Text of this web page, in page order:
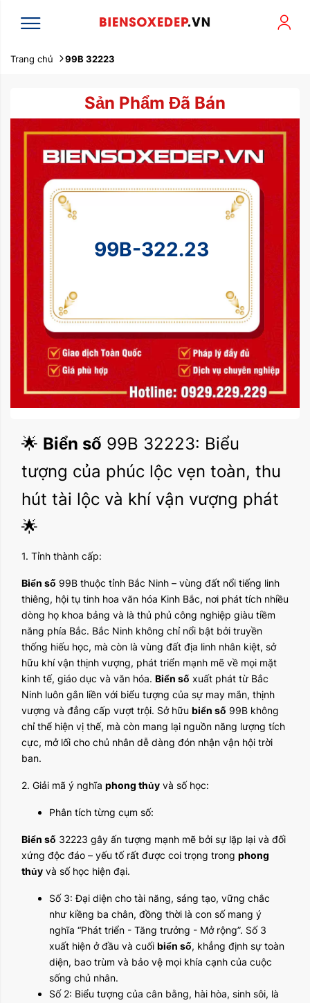
Trang chủ 99B 32223
Sản Phẩm Đã Bán
99B-322.23
🌟 Biển số 99B 32223: Biểu
tượng của phúc lộc vẹn toàn, thu
hút tài lộc và khí vận vượng phát
🌟
1. Tỉnh thành cấp:
Biển số 99B thuộc tỉnh Bắc Ninh – vùng đất nổi tiếng linh
thiêng, hội tụ tinh hoa văn hóa Kinh Bắc, nơi phát tích nhiều
dòng họ khoa bảng và là thủ phủ công nghiệp giàu tiềm
năng phía Bắc. Bắc Ninh không chỉ nổi bật bởi truyền
thống hiếu học, mà còn là vùng đất địa linh nhân kiệt, sở
hữu khí vận thịnh vượng, phát triển mạnh mẽ về mọi mặt
kinh tế, giáo dục và văn hóa. Biển số xuất phát từ Bắc
Ninh luôn gắn liền với biểu tượng của sự may mắn, thịnh
vượng và đẳng cấp vượt trội. Sở hữu biển số 99B không
chỉ thể hiện vị thế, mà còn mang lại nguồn năng lượng tích
cực, mở lối cho chủ nhân dễ dàng đón nhận vận hội trời
ban.
2. Giải mã ý nghĩa phong thủy và số học:
Phân tích từng cụm số:
Biển số 32223 gây ấn tượng mạnh mẽ bởi sự lặp lại và đối
xứng độc đáo – yếu tố rất được coi trọng trong phong
thủy và số học hiện đại.
Số 3: Đại diện cho tài năng, sáng tạo, vững chắc
như kiềng ba chân, đồng thời là con số mang ý
nghĩa “Phát triển - Tăng trưởng - Mở rộng”. Số 3
xuất hiện ở đầu và cuối biển số, khẳng định sự toàn
diện, bao trùm và bảo vệ mọi khía cạnh của cuộc
sống chủ nhân.
Số 2: Biểu tượng của cân bằng, hài hòa, sinh sôi, là